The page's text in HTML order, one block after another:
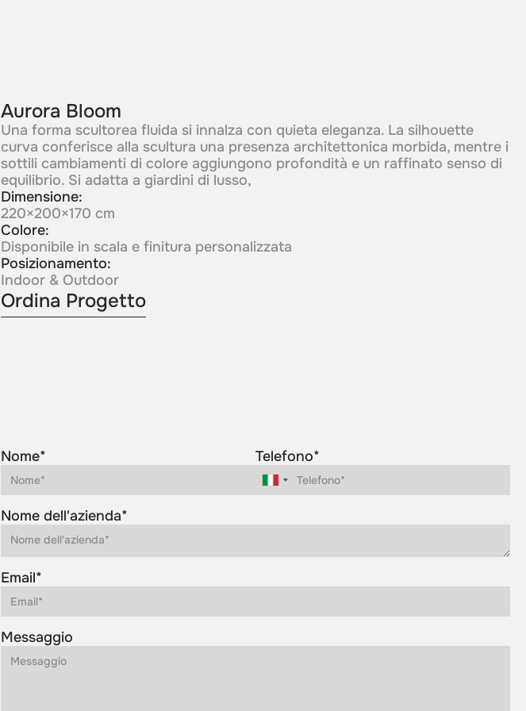
Aurora Bloom
Una forma scultorea fluida si innalza con quieta eleganza. La silhouette
curva conferisce alla scultura una presenza architettonica morbida, mentre i
sottili cambiamenti di colore aggiungono profondità e un raffinato senso di
equilibrio. Si adatta a giardini di lusso,
Dimensione:
220×200×170 cm
Colore:
Disponibile in scala e finitura personalizzata
Posizionamento:
Indoor & Outdoor
Ordina Progetto
Nome* Telefono*
Nome dell'azienda*
Email*
Messaggio